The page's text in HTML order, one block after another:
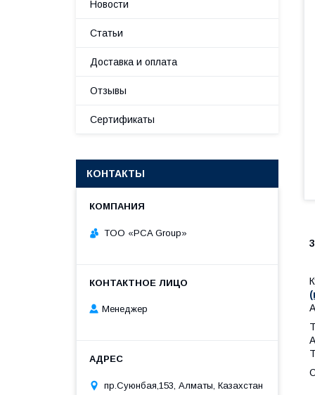
Новости
Статьи
Доставка и оплата
Отзывы
Сертификаты
КОНТАКТЫ
TOO «PCA Group»
Менеджер
пр.Суюнбая,153, Алматы, Казахстан